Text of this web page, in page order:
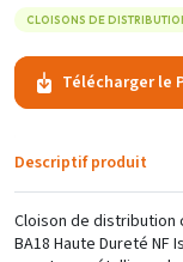
CLOISONS DE
Télécharger le
Descriptif produit
Cloison de distribution
BA18 Haute Dureté NF